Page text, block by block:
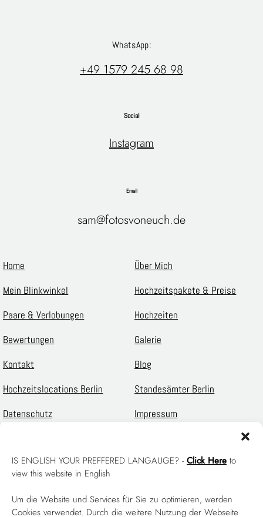
IS ENGLISH YOUR PREFFERED LANGAUGE? - Click Here to
view this website in English
Um die Website und Services für Sie zu optimieren, werden
Cookies verwendet. Durch die weitere Nutzung der Webseite
WhatsApp:
+49 1579 245 68 98
Social
Instagram
Email
sam@fotosvoneuch.de
Home
Über Mich
Mein Blinkwinkel
Hochzeitspakete & Preise
Paare & Verlobungen
Hochzeiten
Bewertungen
Galerie
Kontakt
Blog
Hochzeitslocations Berlin
Standesämter Berlin
Datenschutz
Impressum
Hochzeitsfotograf Berlin, Potsdam und Brandenbnurg - - LGBTIQ+ Ally – Love
is Love